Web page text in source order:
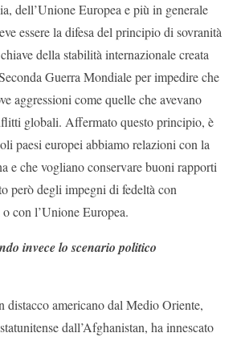
dell’Unione Europea e più in generale
essere la difesa del principio di sovranità
della stabilità internazionale creata
Guerra Mondiale per impedire che
aggressioni come quelle che avevano
globali. Affermato questo principio, è
paesi europei abbiamo relazioni con la
e che vogliano conservare buoni rapporti
però degli impegni di fedeltà con
con l’Unione Europea.
invece lo scenario politico
distacco americano dal Medio Oriente,
dall’Afghanistan, ha innescato